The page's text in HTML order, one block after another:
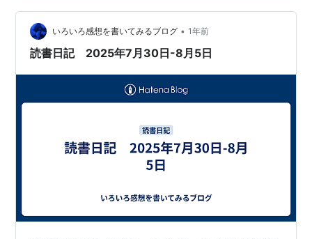
『センチメンタルフレンド』
（ISBN:4882718472・ビブロス・1998/10/20）
『Loop』 （ISBN:4872784219・オークラ出版・
『こどもの瞳―イノセント・ラブ』
（ISBN:4882719673・ビブロス・1999/05/20）
ISBN:4872784804
版・1999/08/20）
ISBN:488271986X
『FLOWER』 （ISBN:4882718804
1999/12/20）
いろいろ感想を書いてみるブログ • 1年前
読書日記 2025年7月30日-8月5日